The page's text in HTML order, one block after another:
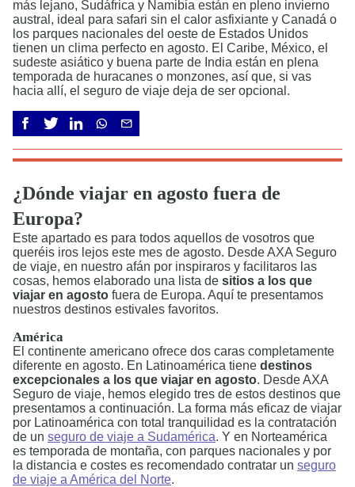
más lejano, Sudáfrica y Namibia están en pleno invierno
austral, ideal para safari sin el calor asfixiante y Canadá o
los parques nacionales del oeste de Estados Unidos
tienen un clima perfecto en agosto. El Caribe, México, el
sudeste asiático y buena parte de India están en plena
temporada de huracanes o monzones, así que, si vas
hacia allí, el seguro de viaje deja de ser opcional.
¿Dónde viajar en agosto fuera de
Europa?
Este apartado es para todos aquellos de vosotros que
queréis iros lejos este mes de agosto. Desde AXA Seguro
de viaje, en nuestro afán por inspiraros y facilitaros las
cosas, hemos elaborado una lista de sitios a los que
viajar en agosto fuera de Europa. Aquí te presentamos
nuestros destinos estivales favoritos.
América
El continente americano ofrece dos caras completamente
diferente en agosto. En Latinoamérica tiene destinos
excepcionales a los que viajar en agosto. Desde AXA
Seguro de viaje, hemos elegido tres de estos destinos que
presentamos a continuación. La forma más eficaz de viajar
por Latinoamérica con total tranquilidad es la contratación
de un seguro de viaje a Sudamérica. Y en Norteamérica
es temporada de montaña, con parques nacionales y por
la distancia e costes es recomendado contratar un seguro
de viaje a América del Norte.